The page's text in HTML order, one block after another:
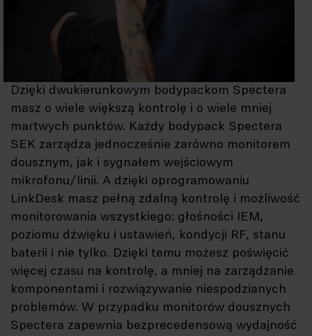
Dzięki dwukierunkowym bodypackom Spectera
masz o wiele większą kontrolę i o wiele mniej
martwych punktów. Każdy bodypack Spectera
SEK zarządza jednocześnie zarówno monitorem
dousznym, jak i sygnałem wejściowym
mikrofonu/linii. A dzięki oprogramowaniu
LinkDesk masz pełną zdalną kontrolę i możliwość
monitorowania wszystkiego: głośności IEM,
poziomu dźwięku i ustawień, kondycji RF, stanu
baterii i nie tylko. Dzięki temu możesz poświęcić
więcej czasu na kontrolę, a mniej na zarządzanie
komponentami i rozwiązywanie niespodzianych
problemów. W przypadku monitorów dousznych
Spectera zapewnia bezprecedensową wydajność